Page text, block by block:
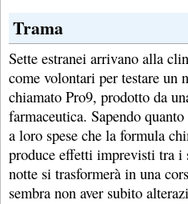
Trama
Sette estranei arrivano alla
come volontari per testare un
chiamato Pro9, prodotto da
farmaceutica. Sapendo
a loro spese che la formula
produce effetti imprevisti tra i
notte si trasformerà in una
sembra non aver subito